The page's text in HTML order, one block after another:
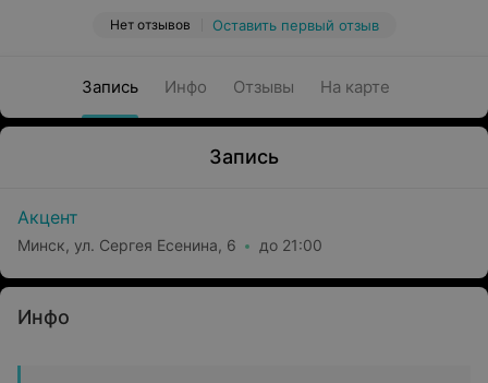
Нет отзывов Оставить первый отзыв
Запись Инфо Отзывы На карте
Запись
Акцент
Минск, ул. Сергея Есенина, 6 до 21:00
Инфо